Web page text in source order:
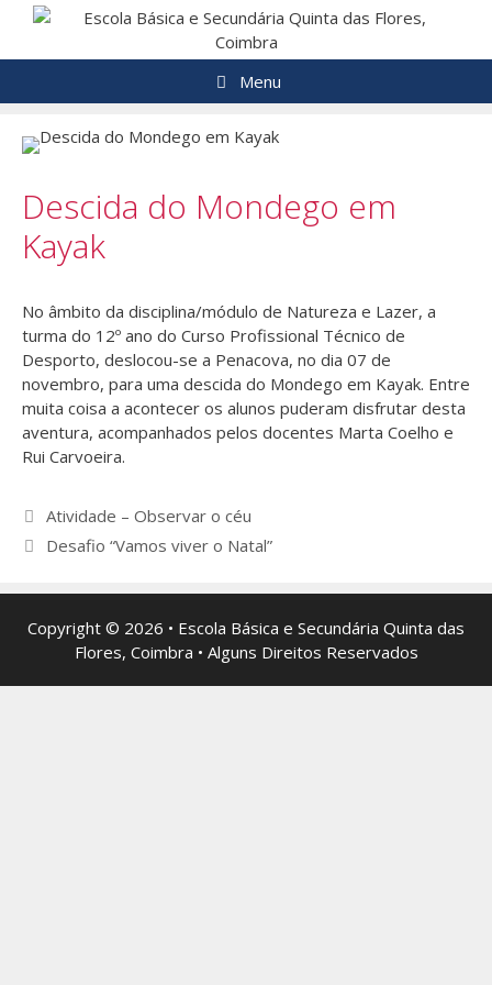
Saltar
o
Menu
Descida do Mondego em
Kayak
No âmbito da disciplina/módulo de Natureza e Lazer, a
turma do 12º ano do Curso Profissional Técnico de
Desporto, deslocou-se a Penacova, no dia 07 de
novembro, para uma descida do Mondego em Kayak. Entre
muita coisa a acontecer os alunos puderam disfrutar desta
aventura, acompanhados pelos docentes Marta Coelho e
Rui Carvoeira.
Navegação
de
Atividade – Observar o céu
Desafio “Vamos viver o Natal”
Copyright © 2026 • Escola Básica e Secundária Quinta das
Flores, Coimbra • Alguns Direitos Reservados